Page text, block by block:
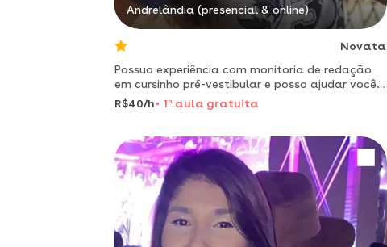
Andrelândia (presencial & online)
Novata
Possuo experiência com monitoria de redação
em cursinho pré-vestibular e posso ajudar você,
pois entendo suas necessidades! :)
R$40/h 1 a aula gratuita